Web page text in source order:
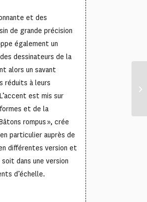
et des
de grande précision
également un
dessinateurs de la
alors un savant
réduits à leurs
est mis sur
et de la
rompus », crée
particulier auprès de
différentes version et
dans une version
d’échelle.